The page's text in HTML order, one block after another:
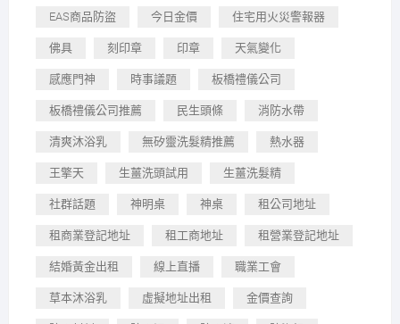
EAS商品防盜 今日金價 住宅用火災警報器
佛具 刻印章 印章 天氣變化
感應門神 時事議題 板橋禮儀公司
板橋禮儀公司推薦 民生頭條 消防水帶
清爽沐浴乳 無矽靈洗髮精推薦 熱水器
王擎天 生薑洗頭試用 生薑洗髮精
社群話題 神明桌 神桌 租公司地址
租商業登記地址 租工商地址 租營業登記地址
結婚黃金出租 線上直播 職業工會
草本沐浴乳 虛擬地址出租 金價查詢